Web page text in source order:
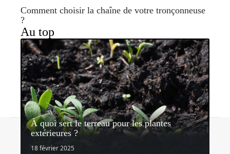
Comment choisir la chaîne de votre tronçonneuse
?
Au top
À quoi sert le terreau pour les plantes
extérieures ?
18 février 2025© 2026 | lemondedujardin.com
Contact Mentions légales Sitemap